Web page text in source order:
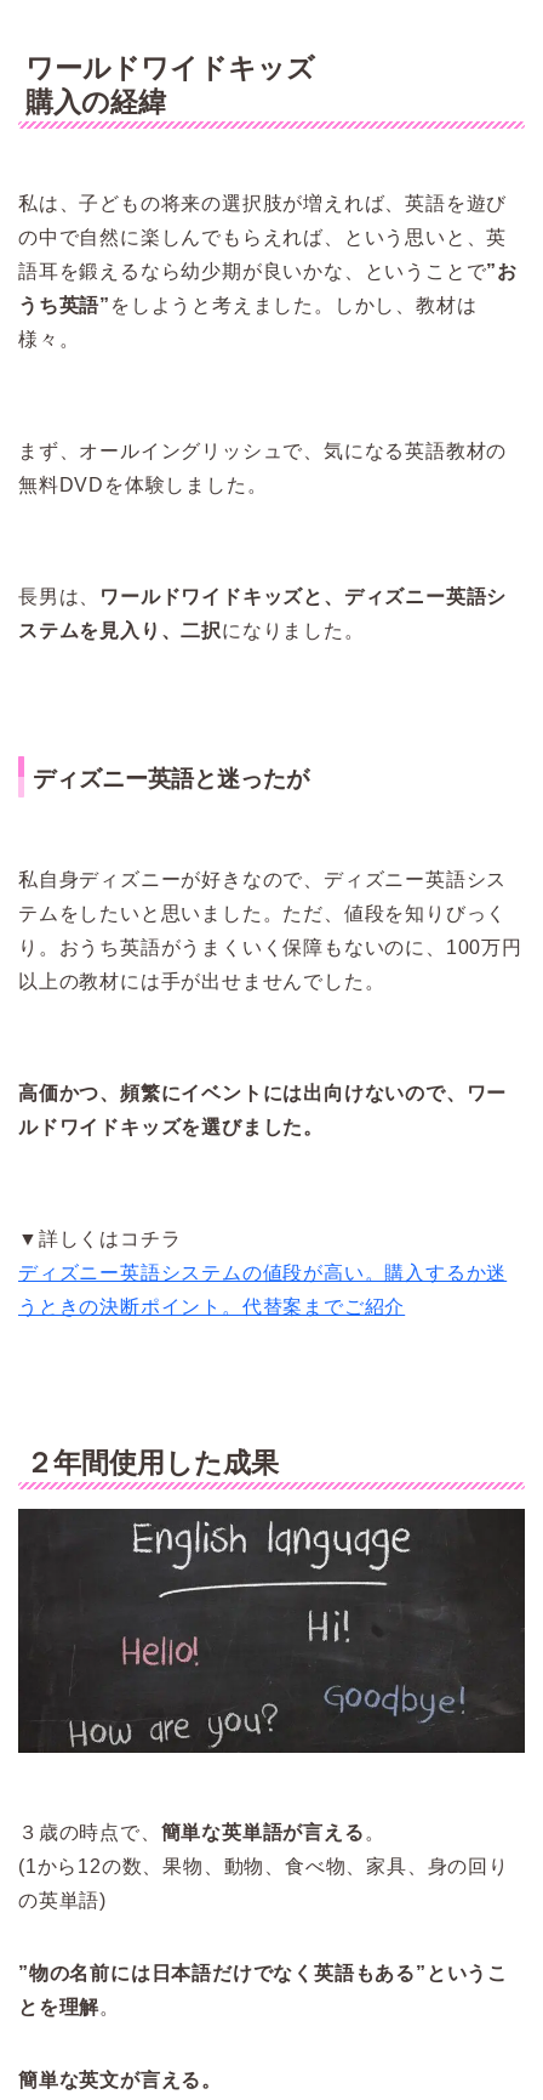
ワールドワイドキッズ
購入の経緯
私は、子どもの将来の選択肢が増えれば、英語を遊び
の中で自然に楽しんでもらえれば、という思いと、英
語耳を鍛えるなら幼少期が良いかな、ということで”お
うち英語” をしようと考えました。しかし、教材は
様々。
まず、オールイングリッシュで、気になる英語教材の
無料DVDを体験しました。
長男は、
ワールドワイドキッズと、ディズニー英語シ
ステムを見入り、二択になりました。
ディズニー英語と迷ったが
私自身ディズニーが好きなので、ディズニー英語シス
テムをしたいと思いました。ただ、値段を知りびっく
り。おうち英語がうまくいく保障もないのに、100万円
以上の教材には手が出せませんでした。
高価かつ、頻繁にイベントには出向けないので、ワー
ルドワイドキッズを選びました。
▼詳しくはコチラ
ディズニー英語システムの値段が高い。購入するか迷
うときの決断ポイント。代替案までご紹介
２年間使用した成果
３歳の時点で、 簡単な英単語が言える 。
(1から12の数、果物、動物、食べ物、家具、身の回り
の英単語)
”物の名前には日本語だけでなく英語もある”というこ
とを理解。
簡単な英文が言える。